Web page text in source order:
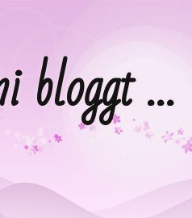
bloggt …